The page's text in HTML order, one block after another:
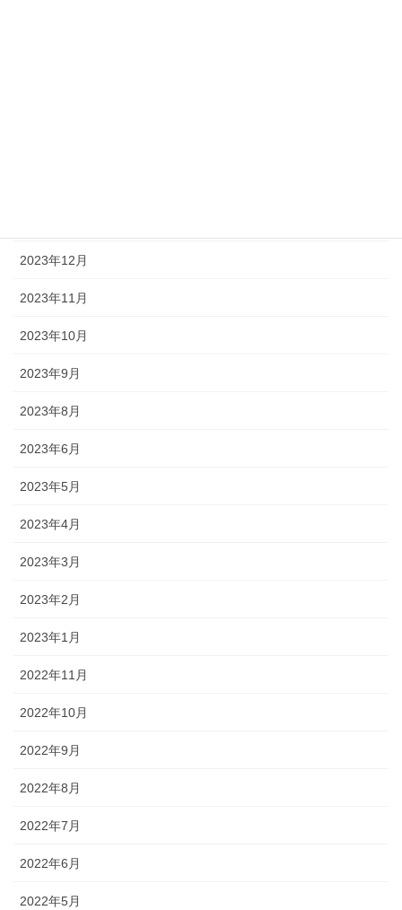
2023年12月
2023年11月
2023年10月
2023年9月
2023年8月
2023年6月
2023年5月
2023年4月
2023年3月
2023年2月
2023年1月
2022年11月
2022年10月
2022年9月
2022年8月
2022年7月
2022年6月
2022年5月